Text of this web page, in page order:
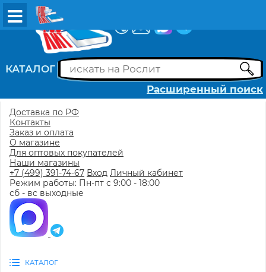
КАТАЛОГ
Расширенный поиск
Доставка по РФ
Контакты
Заказ и оплата
О магазине
Для оптовых покупателей
Наши магазины
+7 (499) 391-74-67 Вход Личный кабинет
Режим работы: Пн-пт с 9:00 - 18:00
сб - вс выходные
КАТАЛОГ